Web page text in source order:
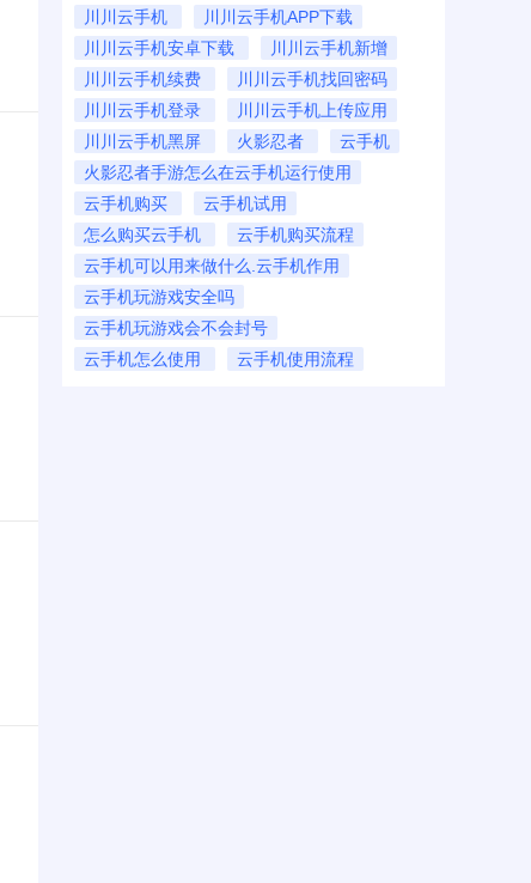
川川云手机
川川云手机APP下载
川川云手机安卓下载
川川云手机新增
川川云手机续费
川川云手机找回密码
川川云手机登录
川川云手机上传应用
川川云手机黑屏
火影忍者
云手机
火影忍者手游怎么在云手机运行使用
云手机购买
云手机试用
怎么购买云手机
云手机购买流程
云手机可以用来做什么.云手机作用
云手机玩游戏安全吗
云手机玩游戏会不会封号
云手机怎么使用
云手机使用流程